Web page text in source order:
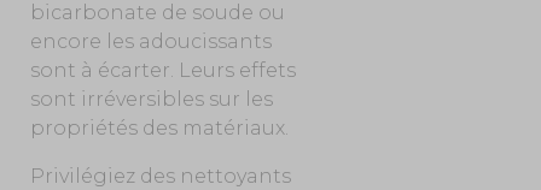
bicarbonate de soude ou
encore les adoucissants
sont à écarter. Leurs effets
sont irréversibles sur les
propriétés des matériaux.
Privilégiez des nettoyants